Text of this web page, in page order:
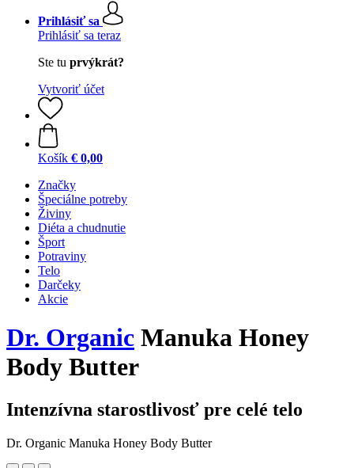
Prihlásiť sa
Prihlásiť sa teraz
Ste tu prvýkrát?
Vytvoriť účet
Košík € 0,00
Značky
Špeciálne potreby
Živiny
Diéta a chudnutie
Šport
Potraviny
Telo
Darčeky
Akcie
Dr. Organic Manuka Honey
Body Butter
Intenzívna starostlivosť pre celé telo
Dr. Organic Manuka Honey Body Butter